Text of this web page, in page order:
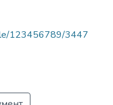
123456789/3447